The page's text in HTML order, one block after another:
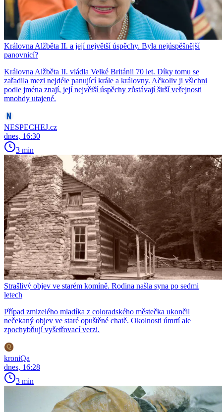
Královna Alžběta II. a její největší úspěchy. Byla nejúspěšnější
panovnicí?
Královna Alžběta II. vládla Velké Británii 70 let. Díky tomu se
zařadila mezi nejdéle panující krále a královny. Ačkoliv ji všichni
podle jména znají, její největší úspěchy zůstávají širší veřejnosti
mnohdy utajené.
NESPECHEJ.cz
dnes, 16:30
3 min
Strašlivý objev ve starém komíně. Rodina našla syna po sedmi
letech
Případ zmizelého mladíka z coloradského městečka ukončil
nečekaný objev ve staré opuštěné chatě. Okolnosti úmrtí ale
zpochybňují vyšetřovací verzi.
kroniQa
dnes, 16:28
3 min